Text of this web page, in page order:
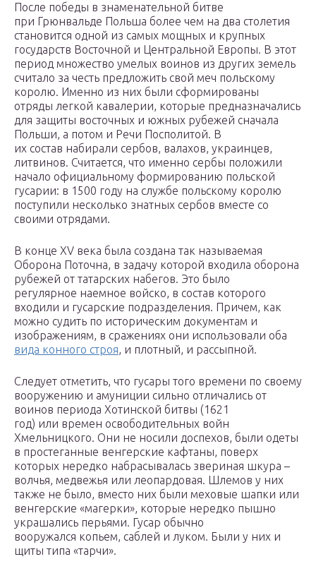
После победы в знаменательной битве
при Грюнвальде Польша более чем на два столетия
становится одной из самых мощных и крупных
государств Восточной и Центральной Европы. В этот
период множество умелых воинов из других земель
считало за честь предложить свой меч польскому
королю. Именно из них были сформированы
отряды легкой кавалерии, которые предназначались
для защиты восточных и южных рубежей сначала
Польши, а потом и Речи Посполитой. В
их состав набирали сербов, валахов, украинцев,
литвинов. Считается, что именно сербы положили
начало официальному формированию польской
гусарии: в 1500 году на службе польскому королю
поступили несколько знатных сербов вместе со
своими отрядами.
В конце XV века была создана так называемая
Оборона Поточна, в задачу которой входила оборона
рубежей от татарских набегов. Это было
регулярное наемное войско, в состав которого
входили и гусарские подразделения. Причем, как
можно судить по историческим документам и
изображениям, в сражениях они использовали оба
вида конного строя, и плотный, и рассыпной.
Следует отметить, что гусары того времени по своему
вооружению и амуниции сильно отличались от
воинов периода Хотинской битвы (1621
год) или времен освободительных войн
Хмельницкого. Они не носили доспехов, были одеты
в простеганные венгерские кафтаны, поверх
которых нередко набрасывалась звериная шкура –
волчья, медвежья или леопардовая. Шлемов у них
также не было, вместо них были меховые шапки или
венгерские «магерки», которые нередко пышно
украшались перьями. Гусар обычно
вооружался копьем, саблей и луком. Были у них и
щиты типа «тарчи».